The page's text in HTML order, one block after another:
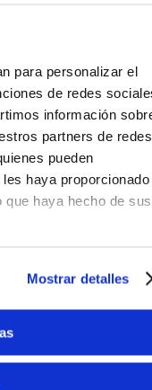
para personalizar el
de redes
información
partners de redes
pueden
haya proporcionado
haya hecho de sus
Mostrar detalles
de volumen y
sin depender
comportamiento
clara del
un instrumento